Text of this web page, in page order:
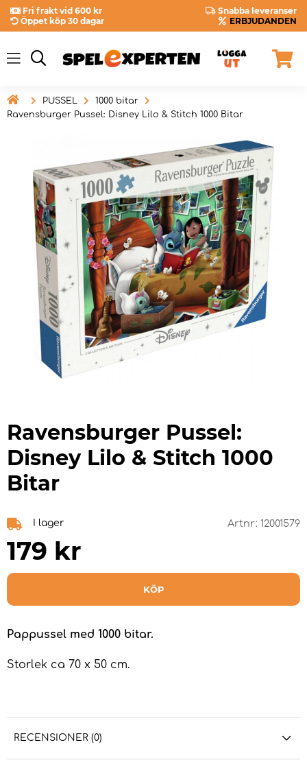
Fri frakt vid 600 kr
Snabba leveranser
Öppet köp 30 dagar
ERBJUDANDEN
 PUSSEL
1000 bitar
Ravensburger Pussel: Disney Lilo & Stitch 1000 Bitar
Ravensburger Pussel:
Disney Lilo & Stitch 1000
Bitar
I lager Artnr: 12001579
179 kr
KÖP
Pappussel med 1000 bitar.
Storlek ca 70 x 50 cm.
RECENSIONER (0)